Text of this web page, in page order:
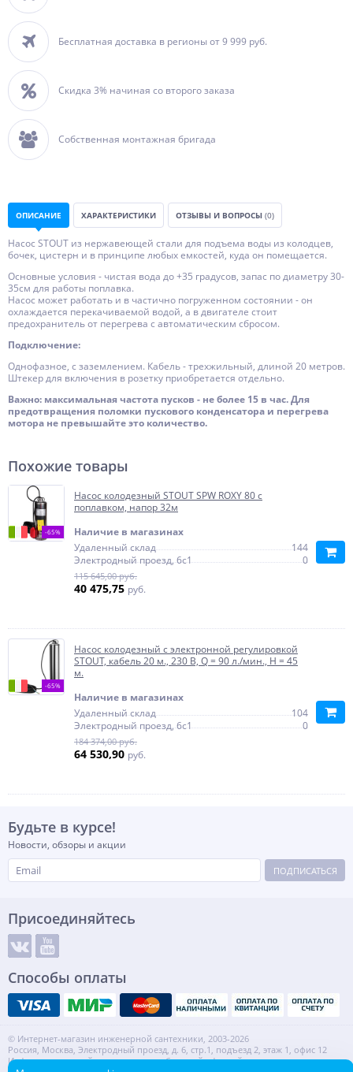
Бесплатная доставка в регионы от 9 999 руб.
Скидка 3% начиная со второго заказа
Собственная монтажная бригада
ОПИСАНИЕ ХАРАКТЕРИСТИКИ ОТЗЫВЫ И ВОПРОСЫ (0)
Насос STOUT из нержавеющей стали для подъема воды из колодцев,
бочек, цистерн и в принципе любых емкостей, куда он помещается.
Основные условия - чистая вода до +35 градусов, запас по диаметру 30-
35см для работы поплавка.
Насос может работать и в частично погруженном состоянии - он
охлаждается перекачиваемой водой, а в двигателе стоит
предохранитель от перегрева с автоматическим сбросом.
Подключение:
Однофазное, с заземлением. Кабель - трехжильный, длиной 20 метров.
Штекер для включения в розетку приобретается отдельно.
Важно: максимальная частота пусков - не более 15 в час. Для
предотвращения поломки пускового конденсатора и перегрева
мотора не превышайте это количество.
Похожие товары
-65%
Насос колодезный STOUT SPW ROXY 80 с
поплавком, напор 32м
Наличие в магазинах
Удаленный склад
144
Электродный проезд, 6с1
0
115 645,00 руб.
40 475,75 руб.
-65%
Насос колодезный с электронной регулировкой
STOUT, кабель 20 м., 230 В, Q = 90 л./мин., H = 45
м.
Наличие в магазинах
Удаленный склад
104
Электродный проезд, 6с1
0
184 374,00 руб.
64 530,90 руб.
Будьте в курсе!
Новости, обзоры и акции
ПОДПИСАТЬСЯ
Присоединяйтесь
Способы оплаты
© Интернет-магазин инженерной сантехники, 2003-2026
Россия, Москва, Электродный проезд, д. 6, стр.1, подъезд 2, этаж 1, офис 12
Информация на сайте не является публичной офертой.